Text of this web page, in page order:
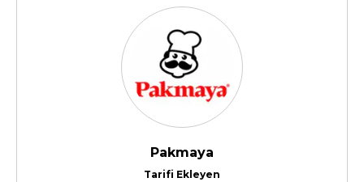
Pakmaya
Tarifi Ekleyen